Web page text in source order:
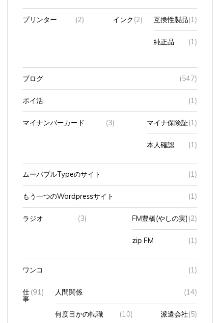
プリンター (2) インク(2) 互換性製品(1)
純正品 (1)
ブログ (547)
ポイ活 (1)
マイナンバーカード (3) マイナ保険証(1)
本人確認 (1)
ムーバブルTypeのサイト (1)
もう一つのWordpressサイト (1)
ラジオ (3) FM豊橋(やしの実)(2)
zip FM (1)
ワンコ (1)
仕(91) 人間関係 (14)
何度目かの転職 (10) 派遣会社(5)